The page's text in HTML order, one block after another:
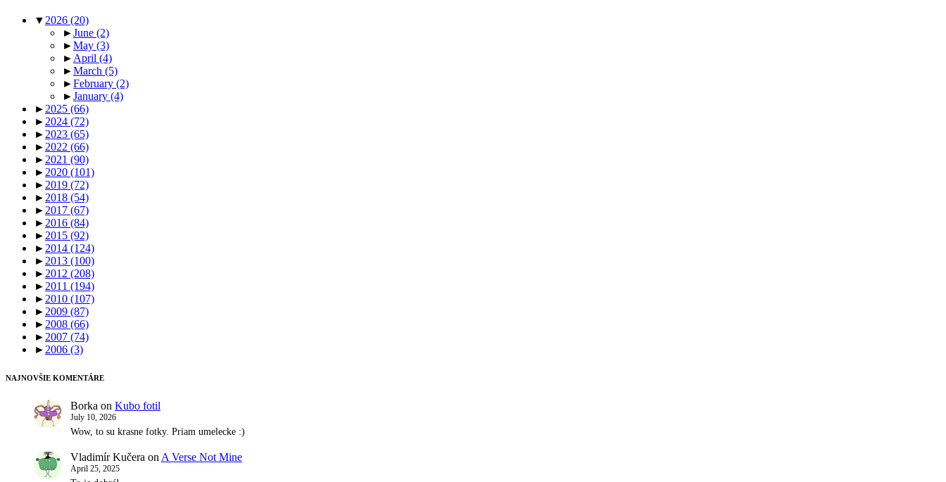
▼ 2026 (20)
►June (2)
►May (3)
► April (4)
►March (5)
►February (2)
►January (4)
► 2025 (66)
► 2024 (72)
► 2023 (65)
► 2022 (66)
► 2021 (90)
► 2020 (101)
► 2019 (72)
► 2018 (54)
► 2017 (67)
► 2016 (84)
► 2015 (92)
► 2014 (124)
► 2013 (100)
► 2012 (208)
► 2011 (194)
► 2010 (107)
► 2009 (87)
► 2008 (66)
► 2007 (74)
► 2006 (3)
NAJNOVŠIE KOMENTÁRE
Borka on Kubo fotil
July 10, 2026
Wow, to su krasne fotky. Priam umelecke :)
Vladimír Kučera on A Verse Not Mine
April 25, 2025